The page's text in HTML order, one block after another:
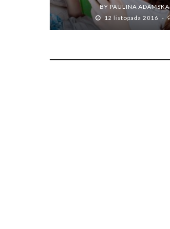
BY PAULINA ADAMSKA
12 listopada 2016